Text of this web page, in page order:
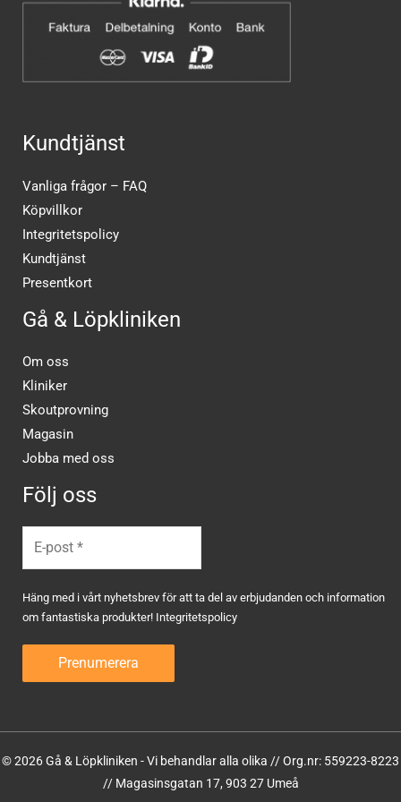
Kundtjänst
Vanliga frågor – FAQ
Köpvillkor
Integritetspolicy
Kundtjänst
Presentkort
Gå & Löpkliniken
Om oss
Kliniker
Skoutprovning
Magasin
Jobba med oss
Följ oss
Häng med i vårt nyhetsbrev för att ta del av erbjudanden och information
om fantastiska produkter! Integritetspolicy
© 2026 Gå & Löpkliniken - Vi behandlar alla olika // Org.nr: 559223-8223
// Magasinsgatan 17, 903 27 Umeå